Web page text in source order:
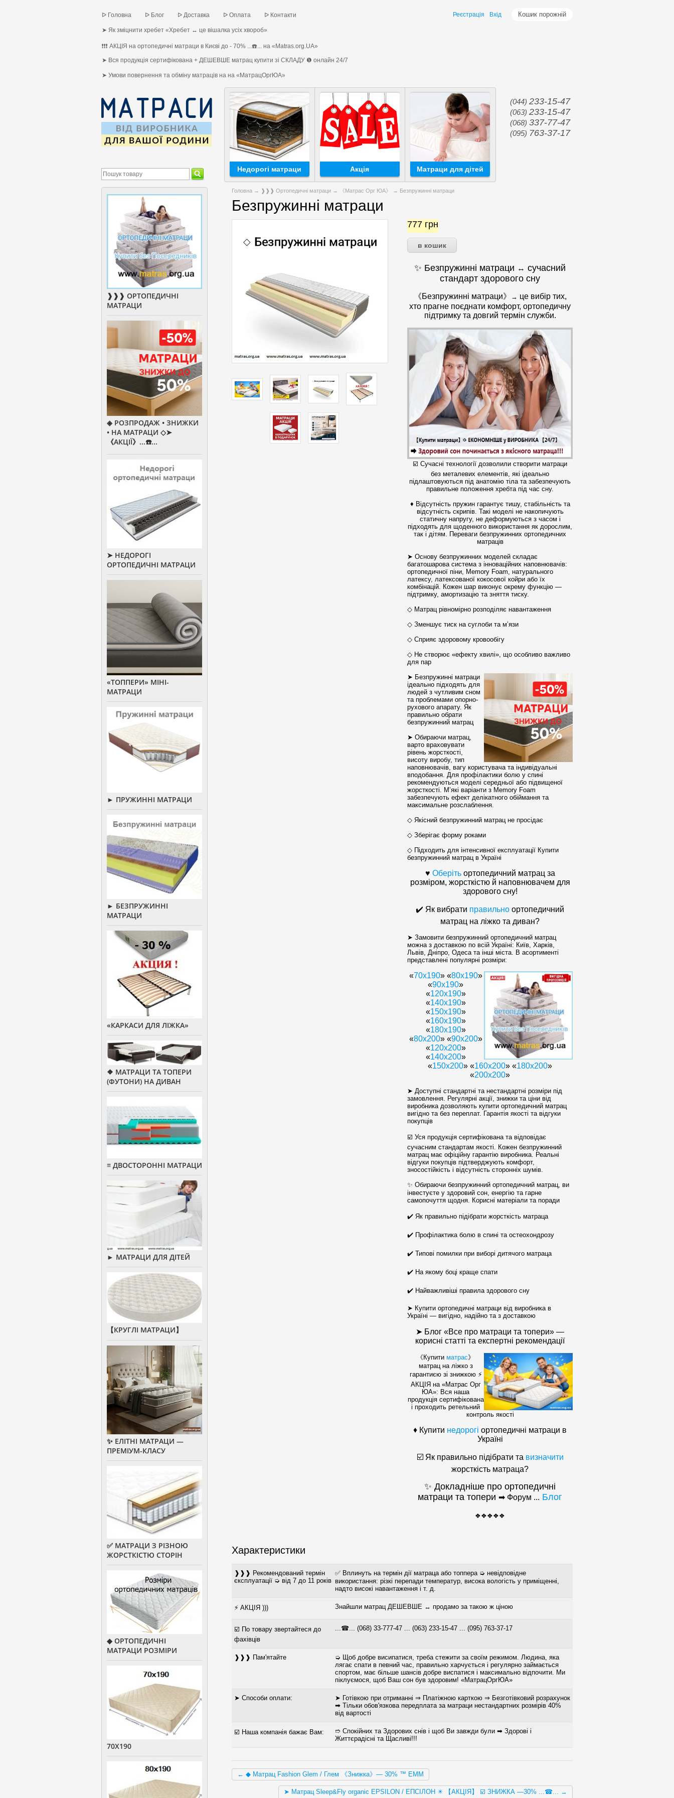
ᐅ Головна ᐅ Блог ᐅ Доставка ᐅ Оплата ᐅ Контакти
➤ Як зміцнити хребет «Хребет ↔ це вішалка усіх хвороб»
❗❗❗ АКЦІЯ на ортопедичні матраци в Києві до - 70% ...☎️... на «Matras.org.UA»
➤ Вся продукція сертифікована + ДЕШЕВШЕ матрац купити зі СКЛАДУ ❶ онлайн 24/7
➤ Умови повернення та обміну матраців на на «МатрацОргЮА»
Кошик порожній
Реєстрація Вхід
(044) 233-15-47
(063) 233-15-47
(068) 337-77-47
(095) 763-37-17
Недорогі матраци Акція Матраци для дітей
Головна → ❱❱❱ Ортопедичні матраци → 《Матрас Орг ЮА》 → Безпружинні матраци
Безпружинні матраци
777 грн
✨ Безпружинні матраци ↔ сучасний
стандарт здорового сну
《Безпружинні матраци》 → це вибір тих,
хто прагне поєднати комфорт, ортопедичну
підтримку та довгий термін служби.
☑️ Сучасні технології дозволили створити матраци
без металевих елементів, які ідеально
підлаштовуються під анатомію тіла та забезпечують
правильне положення хребта під час сну.
♦ Відсутність пружин гарантує тишу, стабільність та
відсутність скрипів. Такі моделі не накопичують
статичну напругу, не деформуються з часом і
підходять для щоденного використання як дорослим,
так і дітям. Переваги безпружинних ортопедичних
матраців
➤ Основу безпружинних моделей складає
багатошарова система з інноваційних наповнювачів:
ортопедичної піни, Memory Foam, натурального
латексу, латексованої кокосової койри або їх
комбінацій. Кожен шар виконує окрему функцію —
підтримку, амортизацію та зняття тиску.
◇ Матрац рівномірно розподіляє навантаження
◇ Зменшує тиск на суглоби та м’язи
◇ Сприяє здоровому кровообігу
◇ Не створює «ефекту хвилі», що особливо важливо
для пар
➤ Безпружинні матраци
ідеально підходять для
людей з чутливим сном
та проблемами опорно-
рухового апарату. Як
правильно обрати
безпружинний матрац
➤ Обираючи матрац,
варто враховувати
рівень жорсткості,
висоту виробу, тип
наповнювачів, вагу користувача та індивідуальні
вподобання. Для профілактики болю у спині
рекомендуються моделі середньої або підвищеної
жорсткості. М’які варіанти з Memory Foam
забезпечують ефект делікатного обіймання та
максимальне розслаблення.
◇ Якісний безпружинний матрац не просідає
◇ Зберігає форму роками
◇ Підходить для інтенсивної експлуатації Купити
безпружинний матрац в Україні
♥ Оберітьортопедичний матрац за
розміром, жорсткістю й наповнювачем для
здорового сну!
✔️ Як вибрати правильно ортопедичний
матрац на ліжко та диван?
➤ Замовити безпружинний ортопедичний матрац
можна з доставкою по всій Україні: Київ, Харків,
Львів, Дніпро, Одеса та інші міста. В асортименті
представлені популярні розміри:
«70х190» «80х190»
«90х190»
«120x190»
«140х190»
«150x190»
«160x190»
«180x190»
«80x200» «90x200»
«120x200»
«140x200»
«150x200» «160х200» «180х200»
«200x200»
➤ Доступні стандартні та нестандартні розміри під
замовлення. Регулярні акції, знижки та ціни від
виробника дозволяють купити ортопедичний матрац
вигідно та без переплат. Гарантія якості та відгуки
покупців
☑️ Уся продукція сертифікована та відповідає
сучасним стандартам якості. Кожен безпружинний
матрац має офіційну гарантію виробника. Реальні
відгуки покупців підтверджують комфорт,
зносостійкість і відсутність сторонніх шумів.
✨ Обираючи безпружинний ортопедичний матрац, ви
інвестуєте у здоровий сон, енергію та гарне
самопочуття щодня. Корисні матеріали та поради
✔️ Як правильно підібрати жорсткість матраца
✔️ Профілактика болю в спині та остеохондрозу
✔️ Типові помилки при виборі дитячого матраца
✔️ На якому боці краще спати
✔️ Найважливіші правила здорового сну
➤ Купити ортопедичні матраци від виробника в
Україні — вигідно, надійно та з доставкою
➤ Блог «Все про матраци та топери» —
корисні статті та експертні рекомендації
《Купити матрас》
матрац на ліжко з
гарантиєю зі знижкою ⚡
АКЦІЯ на «Матраc Орг
ЮА»: Вся наша
продукція сертифікована
і проходить ретельний
контроль якості
♦ Купити недорогі ортопедичні матраци в
Україні
☑️ Як правильно підібрати тавизначити
жорсткість матраца?
✨ Докладніше про ортопедичні
матраци та топери ➡ Форум ... Блог
❖❖❖❖❖
Характеристики
❱❱❱ Рекомендований термін
єксплуатації ➭ від 7 до 11 років
✅ Вплинуть на термін дії матраца або топпера ➭ невідповідне
використання: різкі перепади температур, висока вологість у приміщенні,
надто високі навантаження і т. д.
⚡ АКЦІЯ ))) Знайшли матрац ДЕШЕВШЕ ↔ продамо за такою ж ціною
☑️ По товару звертайтеся до
фахівців
...☎... (068) 33-777-47 ... (063) 233-15-47 ... (095) 763-37-17
❱❱❱ Пам'ятайте
➭ Щоб добре висипатися, треба стежити за своїм режимом. Людина, яка
лягає спати в певний час, правильно харчується і регулярно займається
спортом, має більше шансів добре виспатися і максимально відпочити. Ми
піклуємося, щоб Ваш сон був здоровим! «МатрацОргЮА»
➤ Способи оплати:
➤ Готівкою при отриманні ⇒ Платіжною карткою ⇒ Безготівковий розрахунок
➡ Тільки обов'язкова передплата за матраци нестандартних розмірів 40%
від вартості
☑️ Наша компанія бажає Вам:
➱ Спокійних та Здорових снів і щоб Ви завжди були ➡ Здорові і
Життєрадісні та Щасливі!!!
← ◆ Матрац Fashion Glem / Глем 《Знижка》— 30% ™ EMM
➤ Матрац Sleep&Fly organic EPSILON / ЕПСІЛОН ✴️ 【АКЦІЯ】 ☑️ ЗНИЖКА —30% ...☎... →
❱❱❱ ОРТОПЕДИЧНІ
МАТРАЦИ
◈ РОЗПРОДАЖ • ЗНИЖКИ
• НА МАТРАЦИ ◇➤
《АКЦІЇ》...☎️...
➤ НЕДОРОГІ
ОРТОПЕДИЧНІ МАТРАЦИ
«ТОППЕРИ» МІНІ-
МАТРАЦИ
► ПРУЖИННІ МАТРАЦИ
► БЕЗПРУЖИННІ
МАТРАЦИ
«КАРКАСИ ДЛЯ ЛІЖКА»
❖ МАТРАЦИ ТА ТОПЕРИ
(ФУТОНИ) НА ДИВАН
≡ ДВОСТОРОННІ МАТРАЦИ
► МАТРАЦИ ДЛЯ ДІТЕЙ
【КРУГЛІ МАТРАЦИ】
✨ ЕЛІТНІ МАТРАЦИ —
ПРЕМІУМ-КЛАСУ
✅ МАТРАЦИ З РІЗНОЮ
ЖОРСТКІСТЮ СТОРІН
◆ ОРТОПЕДИЧНІ
МАТРАЦИ РОЗМІРИ
70Х190